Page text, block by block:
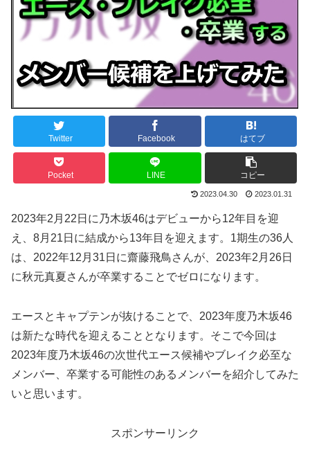
Twitter Facebook はてブ
Pocket LINE コピー
2023.04.30 2023.01.31
2023年2月22日に乃木坂46はデビューから12年目を迎
え、8月21日に結成から13年目を迎えます。1期生の36人
は、2022年12月31日に齋藤飛鳥さんが、2023年2月26日
に秋元真夏さんが卒業することでゼロになります。
エースとキャプテンが抜けることで、2023年度乃木坂46
は新たな時代を迎えることとなります。そこで今回は
2023年度乃木坂46の次世代エース候補やブレイク必至な
メンバー、卒業する可能性のあるメンバーを紹介してみた
いと思います。
スポンサーリンク